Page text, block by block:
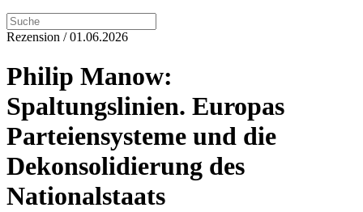
Rezension / 01.06.2026
Philip Manow:
Spaltungslinien. Europas
Parteiensysteme und die
Dekonsolidierung des
Nationalstaats